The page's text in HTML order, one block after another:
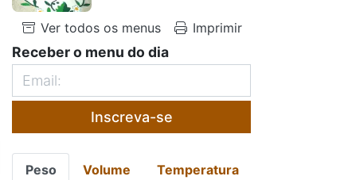
Ver todos os menus Imprimir
Receber o menu do dia
Inscreva-se
Peso Volume Temperatura